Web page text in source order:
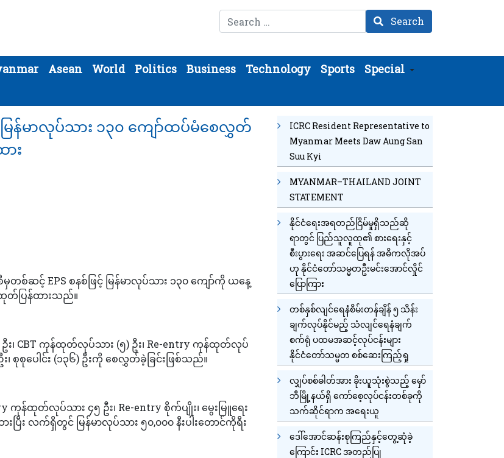
Search Search
Asean World Politics Business Technology Sports
Special
ြန်မာလုပ်သား ၁၃၀ ကျော်ထပ်မံစေလွှတ်
း
ဆင့် EPS စနစ်ဖြင့် မြန်မာလုပ်သား ၁၃၀ ကျော်ကို ယနေ့
တ်ပြန်ထားသည်။
၊ CBT ကုန်ထုတ်လုပ်သား (၅) ဦး၊ Re-entry ကုန်ထုတ်လုပ်
း၊ စုစုပေါင်း (၁၃၆) ဦးကို စေလွှတ်ခဲ့ခြင်းဖြစ်သည်။
န်ထုတ်လုပ်သား ၄၅ ဦး၊ Re-entry စိုက်ပျိုး၊ မွေးမြူရေး
း လက်ရှိတွင် မြန်မာလုပ်သား ၅၀,၀၀၀ နီးပါးတောင်ကိုရီး
ICRC Resident Representative to
Myanmar Meets Daw Aung San
Suu Kyi
MYANMAR–THAILAND JOINT
STATEMENT
နိုင်ငံရေးအရတည်ငြိမ်မှုရှိသည်ဆို
ရာတွင် ပြည်သူလူထု၏ စားရေးနှင့်
စီးပွားရေး အဆင်ပြေရန် အဓိကလိုအပ်
ဟု နိုင်ငံတော်သမ္မတဦးမင်းအောင်လှိုင်
ပြောကြား
တစ်နှစ်လျင်ရေနံစိမ်းတန်ချိန် ၅ သိန်း
ချက်လုပ်နိုင်မည့် သံလျင်ရေနံချက်
စက်ရုံ ပထမအဆင့်လုပ်ငန်းများ
နိုင်ငံတော်သမ္မတ စစ်ဆေးကြည့်ရှု
လျှပ်စစ်ဓါတ်အား ခိုးယူသုံးစွဲသည့် မှော်
ဘီမြို့နယ်ရှိ ကော်စေ့လုပ်ငန်းတစ်ခုကို
သက်ဆိုင်ရာက အရေးယူ
ဒေါ်အောင်ဆန်းစုကြည်နှင့်တွေ့ဆုံခဲ့
ကြောင်း ICRC အတည်ပြု